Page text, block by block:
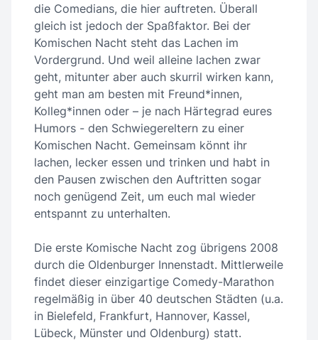
die Comedians, die hier auftreten. Überall
gleich ist jedoch der Spaßfaktor. Bei der
Komischen Nacht steht das Lachen im
Vordergrund. Und weil alleine lachen zwar
geht, mitunter aber auch skurril wirken kann,
geht man am besten mit Freund*innen,
Kolleg*innen oder – je nach Härtegrad eures
Humors - den Schwiegereltern zu einer
Komischen Nacht. Gemeinsam könnt ihr
lachen, lecker essen und trinken und habt in
den Pausen zwischen den Auftritten sogar
noch genügend Zeit, um euch mal wieder
entspannt zu unterhalten.
Die erste Komische Nacht zog übrigens 2008
durch die Oldenburger Innenstadt. Mittlerweile
findet dieser einzigartige Comedy-Marathon
regelmäßig in über 40 deutschen Städten (u.a.
in Bielefeld, Frankfurt, Hannover, Kassel,
Lübeck, Münster und Oldenburg) statt.